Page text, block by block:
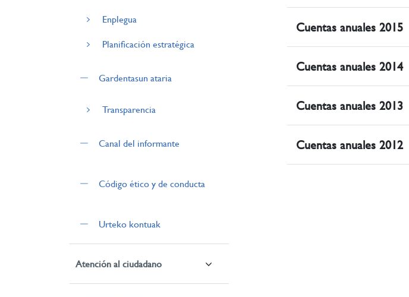
Enplegua
Planificación estratégica
Gardentasun ataria
Transparencia
Canal del informante
Código ético y de conducta
Urteko kontuak
Atención al ciudadano
Cuentas anuales 2015
Cuentas anuales 2014
Cuentas anuales 2013
Cuentas anuales 2012